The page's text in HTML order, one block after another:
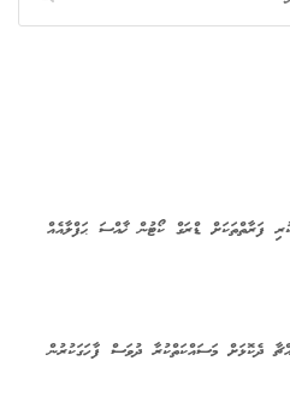
ފަރާތްތަކަށް ޑްރަގް ކޯޓުން ޚާއްސަ ޙަފްލާއެއް
ދެކޮޅަށް މަސައްކަތްކުރާ ދުވަސް ފާހަގަކުރުން